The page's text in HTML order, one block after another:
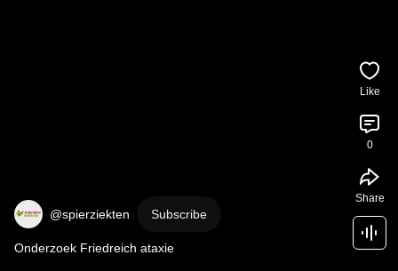
@spierziekten Subscribe
Onderzoek Friedreich ataxie
Like
0
Share